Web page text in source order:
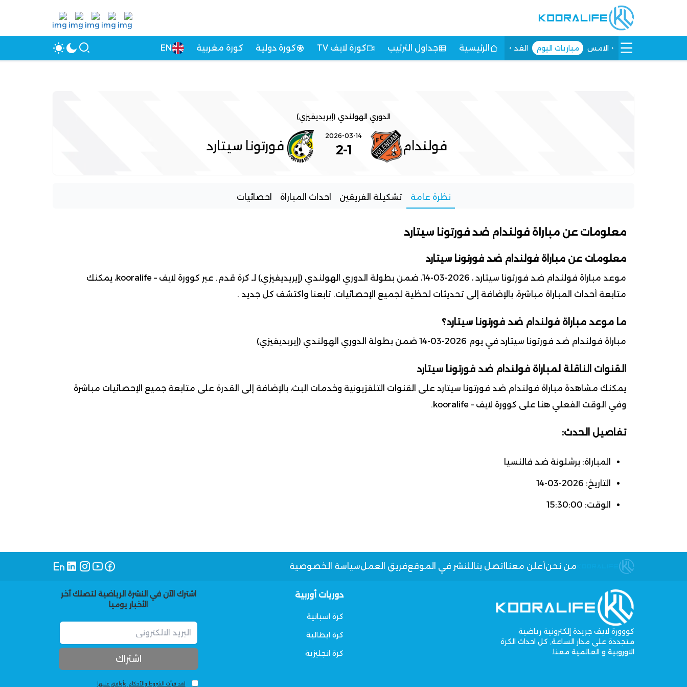
الامس مباريات اليوم الغد الرئيسية جداول الترتيب كورة لايف TV كورة دولية كورة مغربية EN
الدوري الهولندي (إيريديفيزي)
فولندام
2026-03-14
1
-
2 فورتونا سيتارد
نظرة عامة تشكيلة الفريقين احداث المباراة احصائيات
معلومات عن مباراة فولندام ضد فورتونا سيتارد
معلومات عن مباراة فولندام ضد فورتونا سيتارد
موعد مباراة فولندام ضد فورتونا سيتارد ، 2026-03-14، ضمن بطولة الدوري الهولندي (إيريديفيزي) لـ كرة قدم. عبر كوورة لايف – kooralife، يمكنك
متابعة أحداث المباراة مباشرة، بالإضافة إلى تحديثات لحظية لجميع الإحصائيات. تابعنا واكتشف كل جديد .
ما موعد مباراة فولندام ضد فورتونا سيتارد؟
مباراة فولندام ضد فورتونا سيتارد في يوم 2026-03-14 ضمن بطولة الدوري الهولندي (إيريديفيزي)
القنوات الناقلة لمباراة فولندام ضد فورتونا سيتارد
يمكنك مشاهدة مباراة فولندام ضد فورتونا سيتارد على القنوات التلفزيونية وخدمات البث، بالإضافة إلى القدرة على متابعة جميع الإحصائيات مباشرة
وفي الوقت الفعلي هنا على كوورة لايف – kooralife.
تفاصيل الحدث:
المباراة: برشلونة ضد فالنسيا
التاريخ: 2026-03-14
الوقت: 15:30:00
من نحنأعلن معنا اتصل بنا للنشر في الموقعفريق العملسياسة الخصوصية
كووورة لايف جريدة إلكترونية رياضية
متجددة على مدار الساعة, كل احداث الكرة
الاوروبية و العالمية معنا.
دوريات أوربية
كرة اسبانية
كرة ايطالية
كرة انجليزية
اشترك الآن في النشرة الرياضية لتصلك آخر
الأخبار يوميا
لقد قرأت الشروط والأحكام وأوافق عليها